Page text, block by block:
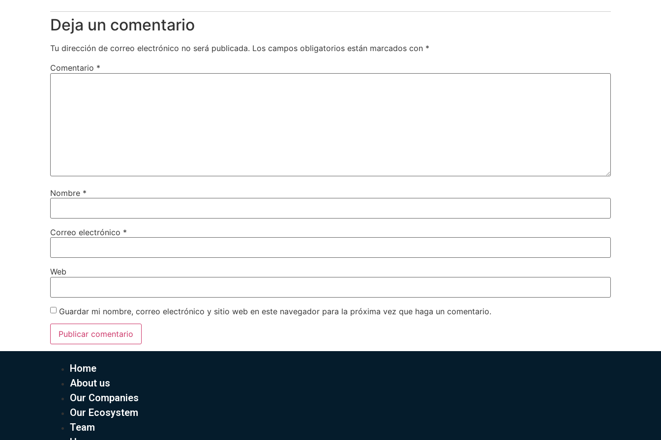
Deja un comentario
Tu dirección de correo electrónico no será publicada. Los campos obligatorios están marcados con *
Comentario *
Nombre *
Correo electrónico *
Web
Guardar mi nombre, correo electrónico y sitio web en este navegador para la próxima vez que haga un comentario.
Home
About us
Our Companies
Our Ecosystem
Team